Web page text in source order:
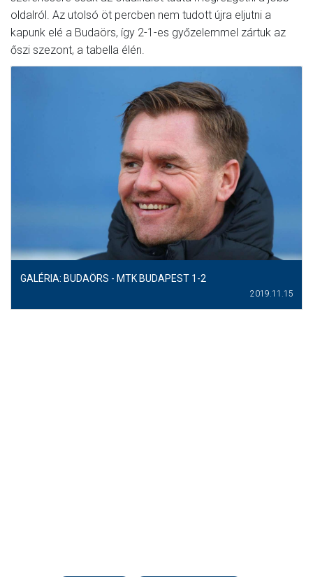
oldalról. Az utolsó öt percben nem tudott újra eljutni a
kapunk elé a Budaörs, így 2-1-es győzelemmel zártuk az
őszi szezont, a tabella élén.
GALÉRIA: BUDAÖRS - MTK BUDAPEST 1-2
2019.11.15